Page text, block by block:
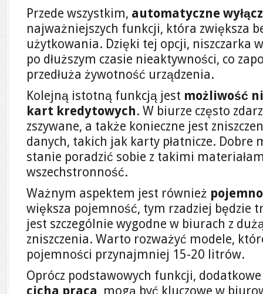
Przede wszystkim, automatyczne
najważniejszych funkcji, która zwiększa
użytkowania. Dzięki tej opcji, niszczarka
po dłuższym czasie nieaktywności, co
przedłuża żywotność urządzenia.
Kolejną istotną funkcją jest możliwość
kart kredytowych. W biurze często
zszywane, a także konieczne jest
danych, takich jak karty płatnicze. Dobre
stanie poradzić sobie z takimi
wszechstronność.
Ważnym aspektem jest również
większa pojemność, tym rzadziej będzie
jest szczególnie wygodne w biurach z
zniszczenia. Warto rozważyć modele,
pojemności przynajmniej 15-20 litrów.
Oprócz podstawowych funkcji,
cicha praca, mogą być kluczowe w